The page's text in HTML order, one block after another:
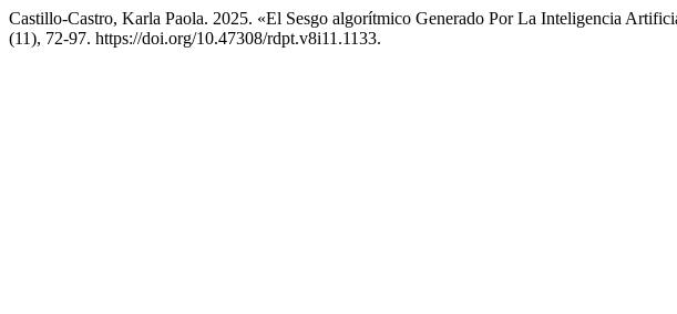
Castillo-Castro, Karla Paola. 2025. «El Sesgo algorítmico Generado Por La Inteligencia
(11), 72-97. https://doi.org/10.47308/rdpt.v8i11.1133.